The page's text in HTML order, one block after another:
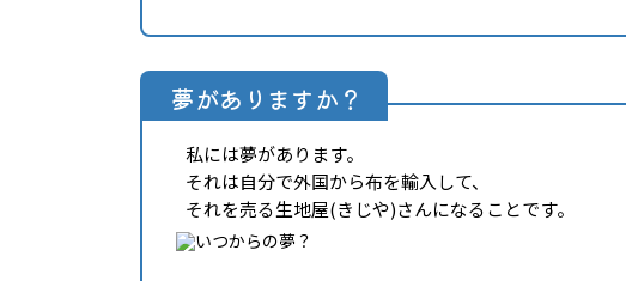
夢がありますか？
私には夢があります。
それは自分で外国から布を輸入して、
それを売る生地屋(きじや)さんになることです。